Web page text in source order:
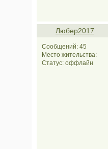
Любер2017
Сообщений: 45
Место жительства:
Статус: оффлайн